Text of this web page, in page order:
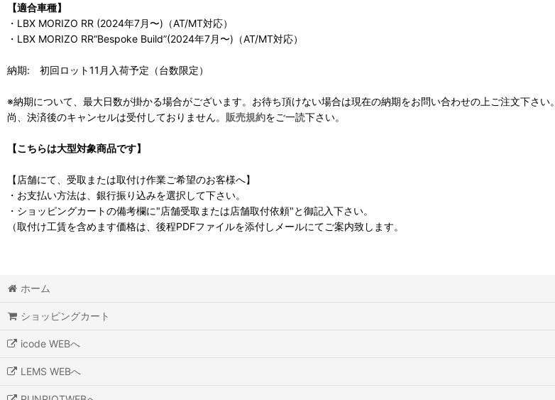
【適合車種】
・LBX MORIZO RR (2024年7月〜)（AT/MT対応）
・LBX MORIZO RR“Bespoke Build”(2024年7月〜)（AT/MT対応）
納期: 初回ロット11月入荷予定（台数限定）
※納期について、最大日数が掛かる場合がございます。お待ち頂けない場合は現在の納期をお問い合わせの上ご注文下さい。
尚、決済後のキャンセルは受付しておりません。 販売規約をご一読下さい。
【こちらは大型対象商品です】
【店舗にて、受取または取付け作業ご希望のお客様へ】
・お支払い方法は、銀行振り込みを選択して下さい。
・ショッピングカートの備考欄に"店舗受取または店舗取付依頼"と御記入下さい。
（取付け工賃を含めます価格は、後程PDFファイルを添付しメールにてご案内致します。
ホーム
ショッピングカート
icode WEBへ
LEMS WEBへ